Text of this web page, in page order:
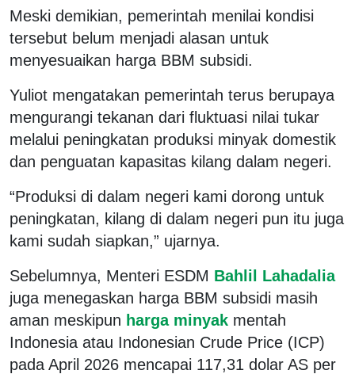
Meski demikian, pemerintah menilai kondisi
tersebut belum menjadi alasan untuk
menyesuaikan harga BBM subsidi.
Yuliot mengatakan pemerintah terus berupaya
mengurangi tekanan dari fluktuasi nilai tukar
melalui peningkatan produksi minyak domestik
dan penguatan kapasitas kilang dalam negeri.
“Produksi di dalam negeri kami dorong untuk
peningkatan, kilang di dalam negeri pun itu juga
kami sudah siapkan,” ujarnya.
Sebelumnya, Menteri ESDM Bahlil Lahadalia
juga menegaskan harga BBM subsidi masih
aman meskipun harga minyak mentah
Indonesia atau Indonesian Crude Price (ICP)
pada April 2026 mencapai 117,31 dolar AS per